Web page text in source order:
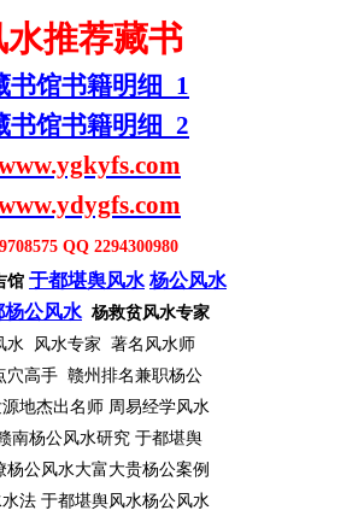
推荐藏书
书馆书籍明细
1
书馆书籍明细 2
QQ 2294300980
馆 于都堪舆风水 杨公风水
杨公风水杨救贫风水专家
水 风水专家 著名风水师
穴高手 赣州排名兼职杨公
地杰出名师 周易经学风水
南杨公风水研究 于都堪舆
杨公风水大富大贵杨公案例
法 于都堪舆风水杨公风水